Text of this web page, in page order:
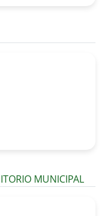
MUNICIPAL